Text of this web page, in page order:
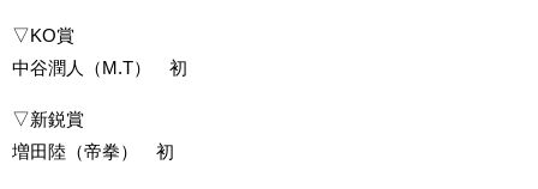
▽KO賞
中谷潤人（M.T） 初
▽新鋭賞
増田陸（帝拳） 初